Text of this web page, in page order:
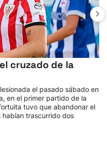
cruzado de la
el pasado sábado en
en el primer partido de la
tuvo que abandonar el
trascurrido dos